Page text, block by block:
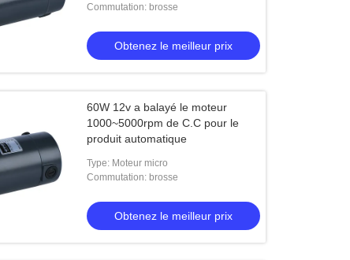
Commutation: brosse
Obtenez le meilleur prix
60W 12v a balayé le moteur
1000~5000rpm de C.C pour le
produit automatique
Type: Moteur micro
Commutation: brosse
Obtenez le meilleur prix